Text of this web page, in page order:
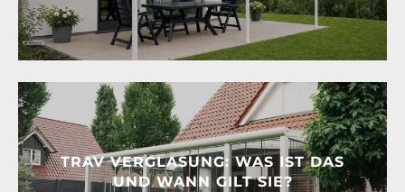
TRAV VERGLASUNG: WAS IST DAS
UND WANN GILT SIE?